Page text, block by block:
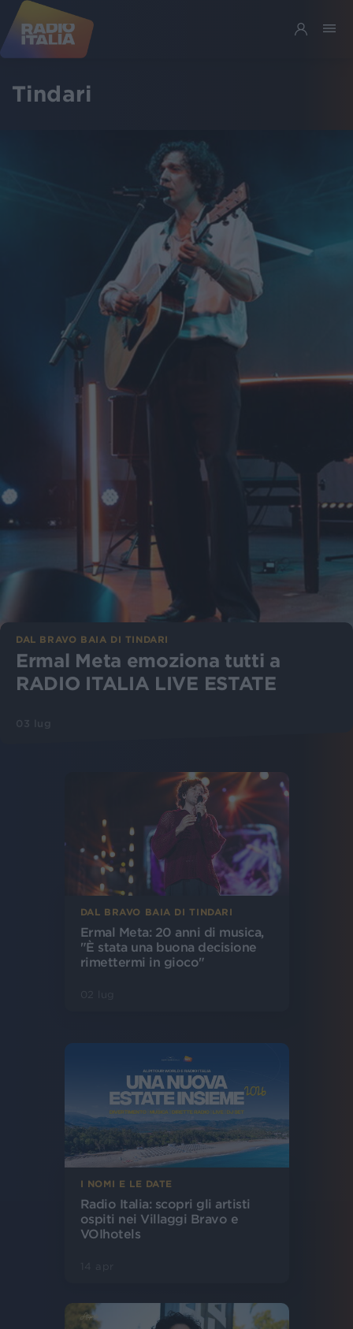
Tindari
DAL BRAVO BAIA DI TINDARI
Ermal Meta emoziona tutti a
RADIO ITALIA LIVE ESTATE
DAL BRAVO BAIA DI TINDARI
Ermal Meta: 20 anni di musica,
"È stata una buona decisione
rimettermi in gioco"
I NOMI E LE DATE
Radio Italia: scopri gli artisti
ospiti nei Villaggi Bravo e
VOIhotels